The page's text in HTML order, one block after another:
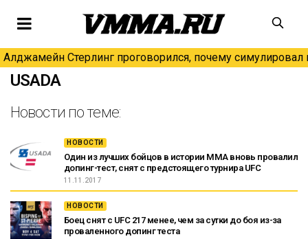
Алджамейн Стерлинг проговорился, почему симулировал
USADA
Новости по теме:
НОВОСТИ
Один из лучших бойцов в истории ММА вновь провалил
допинг-тест, снят с предстоящего турнира UFC
11.11.2017
НОВОСТИ
Боец снят с UFC 217 менее, чем за сутки до боя из-за
проваленного допинг теста